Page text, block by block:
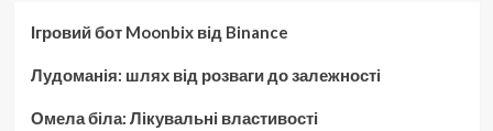
екзопланети
Ігровий бот Moonbix від Binance
Лудоманія: шлях від розваги до залежності
Омела біла: Лікувальні властивості